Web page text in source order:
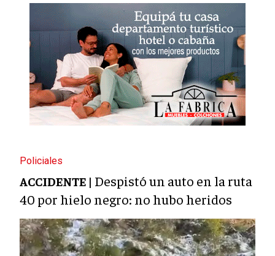
Policiales
ACCIDENTE | Despistó un auto en la ruta
40 por hielo negro: no hubo heridos